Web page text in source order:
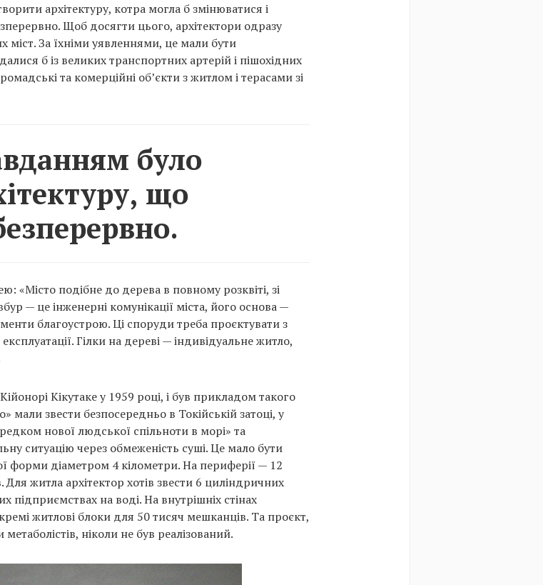
архітектуру, котра могла б змінюватися і
Щоб досягти цього, архітектори одразу
міст. За їхніми уявленнями, це мали бути
б із великих транспортних артерій і пішохідних
та комерційні об’єкти з житлом і терасами зі
було
що
«Місто подібне до дерева в повному розквіті, зі
— це інженерні комунікації міста, його основа —
благоустрою. Ці споруди треба проєктувати з
Гілки на дереві — індивідуальне житло,
Кікутаке у 1959 році, і був прикладом такого
мали звести безпосередньо в Токійській затоці, у
нової людської спільноти в морі» та
ситуацію через обмеженість суші. Це мало бути
форми діаметром 4 кілометри. На периферії — 12
житла архітектор хотів звести 6 циліндричних
підприємствах на воді. На внутрішніх стінах
житлові блоки для 50 тисяч мешканців. Та проєкт,
метаболістів, ніколи не був реалізований.